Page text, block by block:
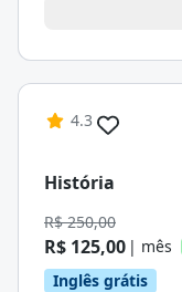
4.3
História
R$ 250,00
R$ 125,00 | mês
Inglês grátis